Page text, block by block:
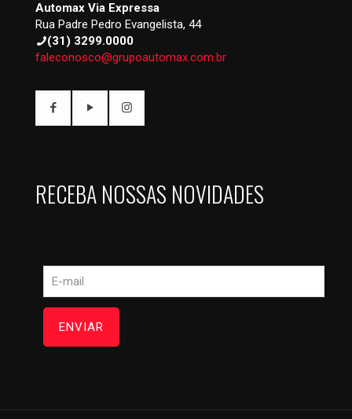
Automax Via Expressa
Rua Padre Pedro Evangelista, 44
(31) 3299.0000
faleconosco@grupoautomax.com.br
RECEBA NOSSAS NOVIDADES